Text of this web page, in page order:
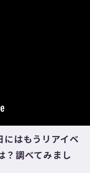
はもうリアイベ
？調べてみまし